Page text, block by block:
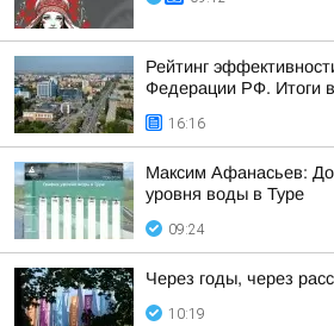
Рейтинг
Федерации РФ. Итоги
16:16
Максим Афанасьев:
уровня воды в Туре
09:24
Через годы, через
10:19